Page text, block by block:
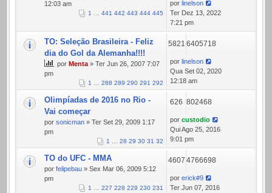
12:03 am
1 … 441 442 443 444 445
por linelson
Ter Dez 13, 2022
7:21 pm
TO: Seleção Brasileira - Feliz
dia do Gol da Alemanha!!!!
por Menta » Ter Jun 26, 2007 7:07
pm
1 … 288 289 290 291 292
5821 6405718
por linelson
Qua Set 02, 2020
12:18 am
Olimpíadas de 2016 no Rio -
Vai começar
por sonicman » Ter Set 29, 2009 1:17
pm
1 … 28 29 30 31 32
626 802468
por custodio
Qui Ago 25, 2016
9:01 pm
TO do UFC - MMA
por felipebau » Sex Mar 06, 2009 5:12
pm
1 … 227 228 229 230 231
4607 4766698
por erick#9
Ter Jun 07, 2016